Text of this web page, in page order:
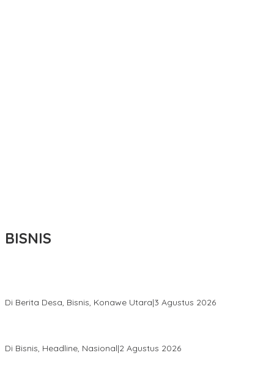
BISNIS
Di Berita Desa, Bisnis, Konawe Utara|3 Agustus 2026
Di Bisnis, Headline, Nasional|2 Agustus 2026